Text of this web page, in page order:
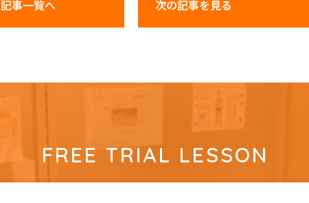
記事一覧へ 次の記事を見る
FREE TRIAL LESSON